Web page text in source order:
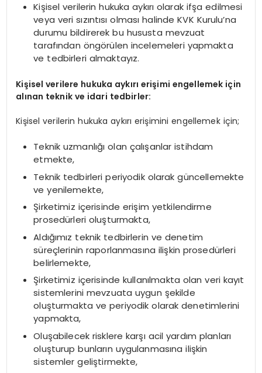
Kişisel verilerin hukuka aykırı olarak ifşa edilmesi
veya veri sızıntısı olması halinde KVK Kurulu’na
durumu bildirerek bu hususta mevzuat
tarafından öngörülen incelemeleri yapmakta
ve tedbirleri almaktayız.
Kişisel verilere hukuka aykırı erişimi engellemek için
alınan teknik ve idari tedbirler:
Kişisel verilerin hukuka aykırı erişimini engellemek için;
Teknik uzmanlığı olan çalışanlar istihdam
etmekte,
Teknik tedbirleri periyodik olarak güncellemekte
ve yenilemekte,
Şirketimiz içerisinde erişim yetkilendirme
prosedürleri oluşturmakta,
Aldığımız teknik tedbirlerin ve denetim
süreçlerinin raporlanmasına ilişkin prosedürleri
belirlemekte,
Şirketimiz içerisinde kullanılmakta olan veri kayıt
sistemlerini mevzuata uygun şekilde
oluşturmakta ve periyodik olarak denetimlerini
yapmakta,
Oluşabilecek risklere karşı acil yardım planları
oluşturup bunların uygulanmasına ilişkin
sistemler geliştirmekte,